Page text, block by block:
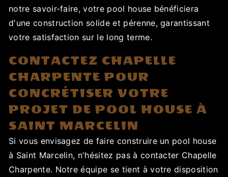
notre savoir-faire, votre pool house bénéficiera
d'une construction solide et pérenne, garantissant
votre satisfaction sur le long terme.
CONTACTEZ CHAPELLE
CHARPENTE POUR
CONCRÉTISER VOTRE
PROJET DE POOL HOUSE À
SAINT MARCELIN
Si vous envisagez de faire construire un pool house
à Saint Marcelin, n'hésitez pas à contacter Chapelle
Charpente. Notre équipe se tient à votre disposition